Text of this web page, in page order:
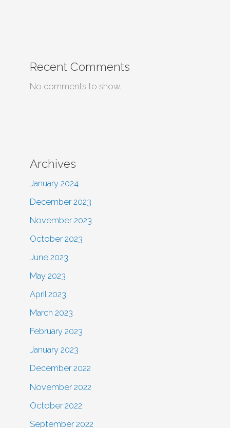
Recent Comments
No comments to show.
Archives
January 2024
December 2023
November 2023
October 2023
June 2023
May 2023
April 2023
March 2023
February 2023
January 2023
December 2022
November 2022
October 2022
September 2022